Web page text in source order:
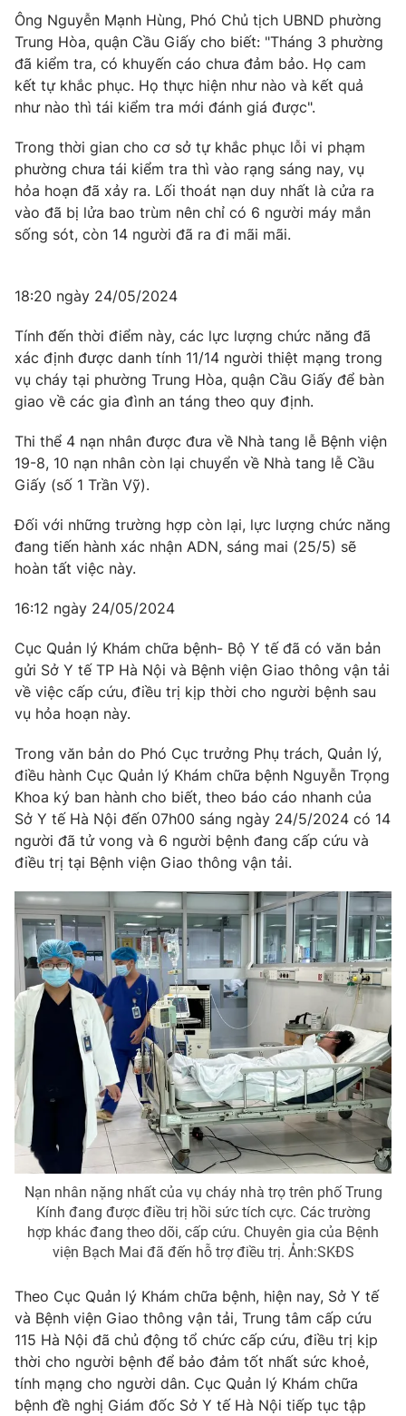
Cơ quan báo chí:
Giấy phép hoạt động báo in và báo điện tử số 483/GP-BTTTT
cấp ngày 29/12/2023
Tổng Biên tập:
Vũ Thanh Thủy
Phó Tổng Biên tập:Nguyễn Thị Mỹ Hạnh, Phạm Quốc Thắng,
Tổng đài VTV:024.38 355 931 - 024.38 355 932
Ðiện thoại Thời báo VTV: 024.66 897 897
Email:toasoan@vtv.vn
Liên hệ quảng cáo:024-7300.7108
® Cấm sao chép dưới mọi hình thức nếu không có sự chấp
thuận bằng văn bản. Ghi rõ nguồn VTV.vn khi phát hành lại
thông tin từ website này.
Ông Nguyễn Mạnh Hùng, Phó Chủ tịch UBND phường
Trung Hòa, quận Cầu Giấy cho biết: "Tháng 3 phường
đã kiểm tra, có khuyến cáo chưa đảm bảo. Họ cam
kết tự khắc phục. Họ thực hiện như nào và kết quả
như nào thì tái kiểm tra mới đánh giá được".
Trong thời gian cho cơ sở tự khắc phục lỗi vi phạm
phường chưa tái kiểm tra thì vào rạng sáng nay, vụ
hỏa hoạn đã xảy ra. Lối thoát nạn duy nhất là cửa ra
vào đã bị lửa bao trùm nên chỉ có 6 người máy mắn
sống sót, còn 14 người đã ra đi mãi mãi.
18:20 ngày 24/05/2024
Tính đến thời điểm này, các lực lượng chức năng đã
xác định được danh tính 11/14 người thiệt mạng trong
vụ cháy tại phường Trung Hòa, quận Cầu Giấy để bàn
giao về các gia đình an táng theo quy định.
Thi thể 4 nạn nhân được đưa về Nhà tang lễ Bệnh viện
19-8, 10 nạn nhân còn lại chuyển về Nhà tang lễ Cầu
Giấy (số 1 Trần Vỹ).
Đối với những trường hợp còn lại, lực lượng chức năng
đang tiến hành xác nhận ADN, sáng mai (25/5) sẽ
hoàn tất việc này.
16:12 ngày 24/05/2024
Cục Quản lý Khám chữa bệnh- Bộ Y tế đã có văn bản
gửi Sở Y tế TP Hà Nội và Bệnh viện Giao thông vận tải
về việc cấp cứu, điều trị kịp thời cho người bệnh sau
vụ hỏa hoạn này.
Trong văn bản do Phó Cục trưởng Phụ trách, Quản lý,
điều hành Cục Quản lý Khám chữa bệnh Nguyễn Trọng
Khoa ký ban hành cho biết, theo báo cáo nhanh của
Sở Y tế Hà Nội đến 07h00 sáng ngày 24/5/2024 có 14
người đã tử vong và 6 người bệnh đang cấp cứu và
điều trị tại Bệnh viện Giao thông vận tải.
Nạn nhân nặng nhất của vụ cháy nhà trọ trên phố Trung
Kính đang được điều trị hồi sức tích cực. Các trường
hợp khác đang theo dõi, cấp cứu. Chuyên gia của Bệnh
viện Bạch Mai đã đến hỗ trợ điều trị. Ảnh:SKĐS
Theo Cục Quản lý Khám chữa bệnh, hiện nay, Sở Y tế
và Bệnh viện Giao thông vận tải, Trung tâm cấp cứu
115 Hà Nội đã chủ động tổ chức cấp cứu, điều trị kịp
thời cho người bệnh để bảo đảm tốt nhất sức khoẻ,
tính mạng cho người dân. Cục Quản lý Khám chữa
bệnh đề nghị Giám đốc Sở Y tế Hà Nội tiếp tục tập